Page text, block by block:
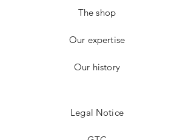
The shop
Our expertise
Our history
Legal Notice